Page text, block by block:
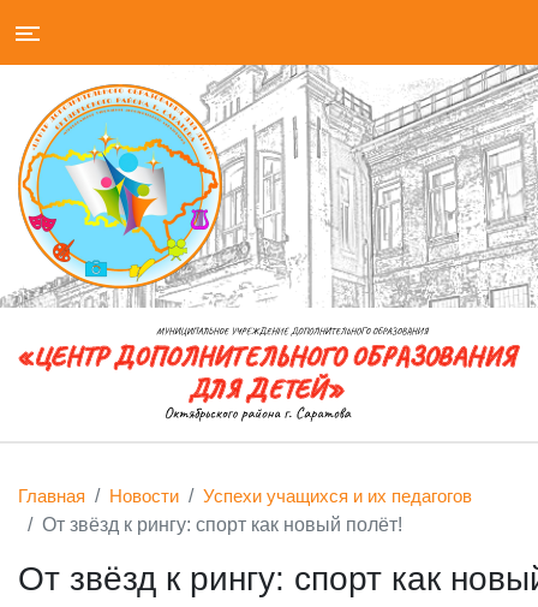
Главная Новости
Успехи учащихся и их педагогов
От звёзд к рингу: спорт как новый полёт!
От звёзд к рингу: спорт как